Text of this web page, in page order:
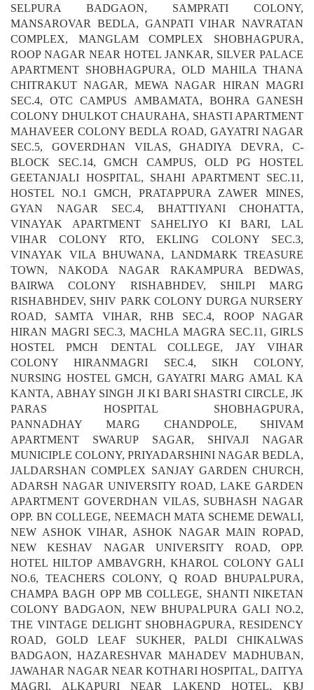
BHUWANA, CHITRAKUT NAGAR BHUWANA,
SELPURA BADGAON, SAMPRATI COLONY,
MANSAROVAR BEDLA, GANPATI VIHAR NAVRATAN
COMPLEX, MANGLAM COMPLEX SHOBHAGPURA,
ROOP NAGAR NEAR HOTEL JANKAR, SILVER PALACE
APARTMENT SHOBHAGPURA, OLD MAHILA THANA
CHITRAKUT NAGAR, MEWA NAGAR HIRAN MAGRI
SEC.4, OTC CAMPUS AMBAMATA, BOHRA GANESH
COLONY DHULKOT CHAURAHA, SHASTI APARTMENT
MAHAVEER COLONY BEDLA ROAD, GAYATRI NAGAR
SEC.5, GOVERDHAN VILAS, GHADIYA DEVRA, C-
BLOCK SEC.14, GMCH CAMPUS, OLD PG HOSTEL
GEETANJALI HOSPITAL, SHAHI APARTMENT SEC.11,
HOSTEL NO.1 GMCH, PRATAPPURA ZAWER MINES,
GYAN NAGAR SEC.4, BHATTIYANI CHOHATTA,
VINAYAK APARTMENT SAHELIYO KI BARI, LAL
VIHAR COLONY RTO, EKLING COLONY SEC.3,
VINAYAK VILA BHUWANA, LANDMARK TREASURE
TOWN, NAKODA NAGAR RAKAMPURA BEDWAS,
BAIRWA COLONY RISHABHDEV, SHILPI MARG
RISHABHDEV, SHIV PARK COLONY DURGA NURSERY
ROAD, SAMTA VIHAR, RHB SEC.4, ROOP NAGAR
HIRAN MAGRI SEC.3, MACHLA MAGRA SEC.11, GIRLS
HOSTEL PMCH DENTAL COLLEGE, JAY VIHAR
COLONY HIRANMAGRI SEC.4, SIKH COLONY,
NURSING HOSTEL GMCH, GAYATRI MARG AMAL KA
KANTA, ABHAY SINGH JI KI BARI SHASTRI CIRCLE, JK
PARAS HOSPITAL SHOBHAGPURA,
PANNADHAY MARG CHANDPOLE, SHIVAM
APARTMENT SWARUP SAGAR, SHIVAJI NAGAR
MUNICIPLE COLONY, PRIYADARSHINI NAGAR BEDLA,
JALDARSHAN COMPLEX SANJAY GARDEN CHURCH,
ADARSH NAGAR UNIVERSITY ROAD, LAKE GARDEN
APARTMENT GOVERDHAN VILAS, SUBHASH NAGAR
OPP. BN COLLEGE, NEEMACH MATA SCHEME DEWALI,
NEW ASHOK VIHAR, ASHOK NAGAR MAIN ROPAD,
NEW KESHAV NAGAR UNIVERSITY ROAD, OPP.
HOTEL HILTOP AMBAVGRH, KHAROL COLONY GALI
NO.6, TEACHERS COLONY, Q ROAD BHUPALPURA,
CHAMPA BAGH OPP MB COLLEGE, SHANTI NIKETAN
COLONY BADGAON, NEW BHUPALPURA GALI NO.2,
THE VINTAGE DELIGHT SHOBHAGPURA, RESIDENCY
ROAD, GOLD LEAF SUKHER, PALDI CHIKALWAS
BADGAON, HAZARESHVAR MAHADEV MADHUBAN,
JAWAHAR NAGAR NEAR KOTHARI HOSPITAL, DAITYA